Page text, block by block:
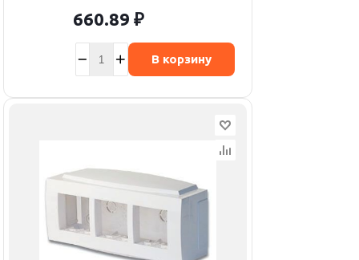
660.89 ₽
В корзину